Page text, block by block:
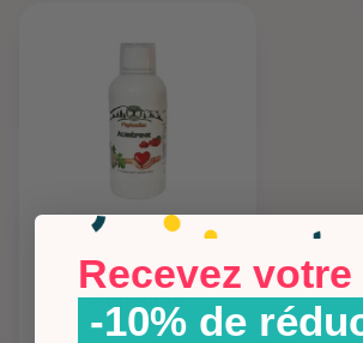
Phytonika
Aubépine
Recevez
-10% de